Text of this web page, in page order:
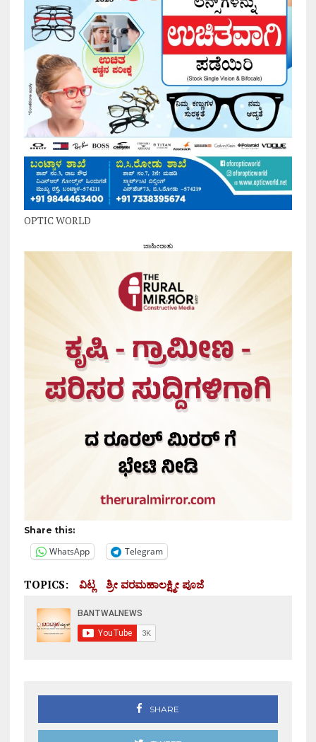
OPTIC WORLD
ಜಾಹೀರಾತು
Share this:
WhatsApp Telegram
TOPICS: ವಿಟ್ಲ ಶ್ರೀ ವರಮಹಾಲಕ್ಷ್ಮೀ ಪೂಜೆ
SHARE